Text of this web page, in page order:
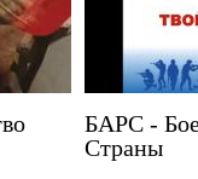
БАРС -
Страны